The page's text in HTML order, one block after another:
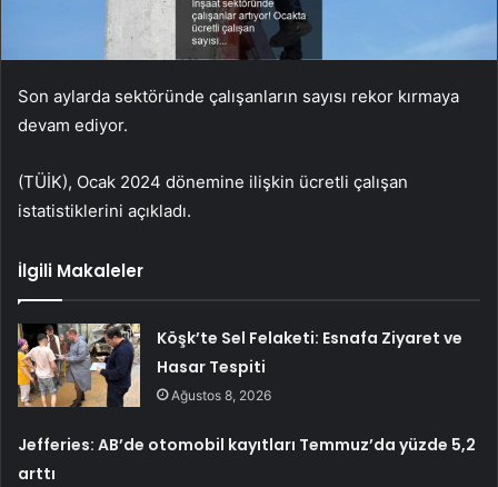
Son aylarda sektöründe çalışanların sayısı rekor kırmaya
devam ediyor.
(TÜİK), Ocak 2024 dönemine ilişkin ücretli çalışan
istatistiklerini açıkladı.
İlgili Makaleler
Köşk’te Sel Felaketi: Esnafa Ziyaret ve
Hasar Tespiti
Ağustos 8, 2026
Jefferies: AB’de otomobil kayıtları Temmuz’da yüzde 5,2
arttı